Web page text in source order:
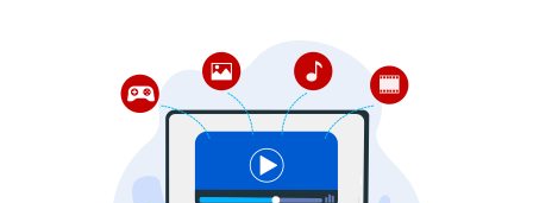
دریافت نمایید.
اطلاعات بیشتر در زمینه ترجمه کتاب